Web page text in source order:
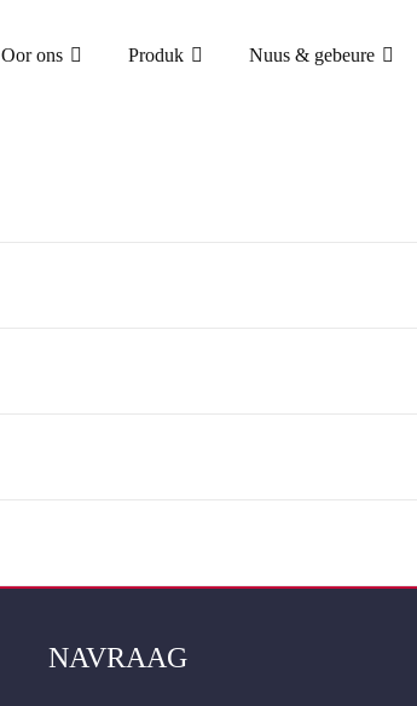
Oor ons Produk Nuus & gebeure
AFLAAI
NAVRAAG